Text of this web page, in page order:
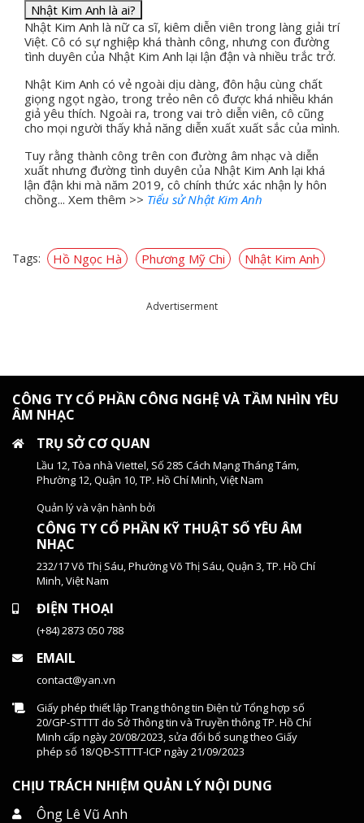
Nhật Kim Anh là ai?
Nhật Kim Anh là nữ ca sĩ, kiêm diễn viên trong làng giải trí
Việt. Cô có sự nghiệp khá thành công, nhưng con đường
tình duyên của Nhật Kim Anh lại lận đận và nhiều trắc trở.
Nhật Kim Anh có vẻ ngoài dịu dàng, đôn hậu cùng chất
giọng ngọt ngào, trong trẻo nên cô được khá nhiều khán
giả yêu thích. Ngoài ra, trong vai trò diễn viên, cô cũng
cho mọi người thấy khả năng diễn xuất xuất sắc của mình.
Tuy rằng thành công trên con đường âm nhạc và diễn
xuất nhưng đường tình duyên của Nhật Kim Anh lại khá
lận đận khi mà năm 2019, cô chính thức xác nhận ly hôn
chồng... Xem thêm >> Tiểu sử Nhật Kim Anh
Tags: Hồ Ngọc Hà Phương Mỹ Chi Nhật Kim Anh
Advertiserment
CÔNG TY CỔ PHẦN CÔNG NGHỆ VÀ TẦM NHÌN YÊU
ÂM NHẠC
TRỤ SỞ CƠ QUAN
Lầu 12, Tòa nhà Viettel, Số 285 Cách Mạng Tháng Tám,
Phường 12, Quận 10, TP. Hồ Chí Minh, Việt Nam
Quản lý và vận hành bởi
CÔNG TY CỔ PHẦN KỸ THUẬT SỐ YÊU ÂM
NHẠC
232/17 Võ Thị Sáu, Phường Võ Thị Sáu, Quận 3, TP. Hồ Chí
Minh, Việt Nam
ĐIỆN THOẠI
(+84) 2873 050 788
EMAIL
contact@yan.vn
Giấy phép thiết lập Trang thông tin Điện tử Tổng hợp số
20/GP-STTTT do Sở Thông tin và Truyền thông TP. Hồ Chí
Minh cấp ngày 20/08/2023, sửa đổi bổ sung theo Giấy
phép số 18/QĐ-STTTT-ICP ngày 21/09/2023
CHỊU TRÁCH NHIỆM QUẢN LÝ NỘI DUNG
Ông Lê Vũ Anh